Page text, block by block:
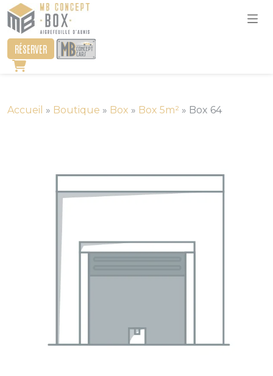
RÉSERVER
Accueil » Boutique » Box » Box 5m² » Box 64